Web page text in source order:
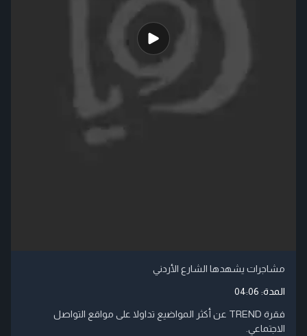
مشاجرات يشهدها الشارع الأردني
المدة: 04:06
فقرة TREND عن أكثر المواضيع تداولا على مواقع التواصل
الاجتماعي.